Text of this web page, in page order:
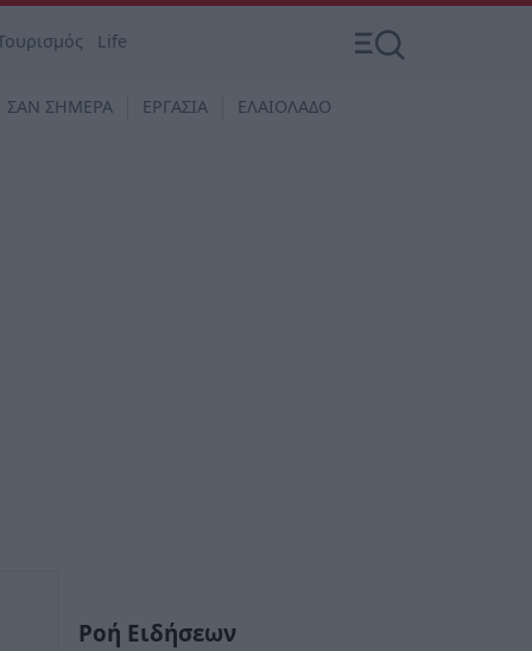
Life
ΣΑΝ ΣΗΜΕΡΑ ΕΡΓΑΣΙΑ ΕΛΑΙΟΛΑΔΟ
Ροή Ειδήσεων